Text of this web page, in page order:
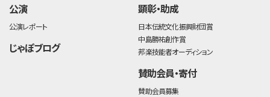
公演
公演レポート
じゃぽブログ
顕彰・助成
日本伝統文化振興財団賞
中島勝祐創作賞
邦楽技能者オーディション
賛助会員・寄付
賛助会員募集